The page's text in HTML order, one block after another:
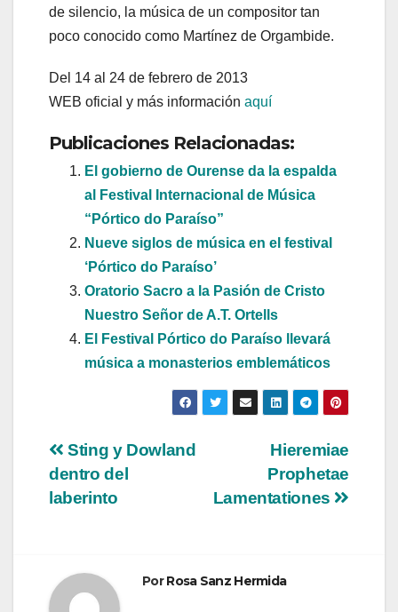
de silencio, la música de un compositor tan
poco conocido como Martínez de Orgambide.
Del 14 al 24 de febrero de 2013
WEB oficial y más información aquí
Publicaciones Relacionadas:
El gobierno de Ourense da la espalda
al Festival Internacional de Música
“Pórtico do Paraíso”
Nueve siglos de música en el festival
‘Pórtico do Paraíso’
Oratorio Sacro a la Pasión de Cristo
Nuestro Señor de A.T. Ortells
El Festival Pórtico do Paraíso llevará
música a monasterios emblemáticos
Navegación
de
Hieremiae
Prophetae
Lamentationes
Sting y Dowland
dentro del
laberinto
PorRosa Sanz Hermida